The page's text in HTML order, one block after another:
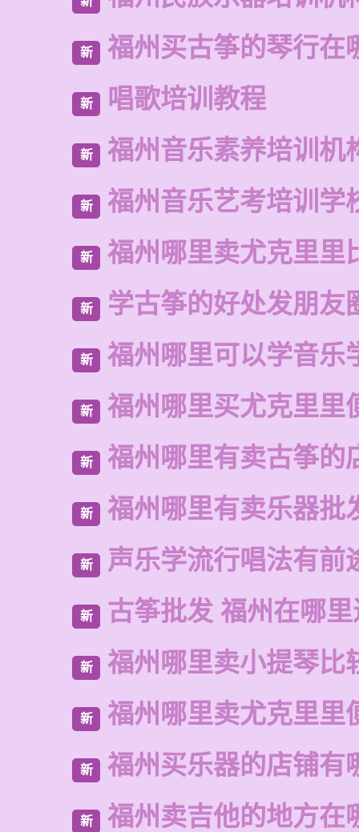
新 福州买古筝的琴行在
新 唱歌培训教程
新 福州音乐素养培训机
新 福州音乐艺考培训学
新 福州哪里卖尤克里里
新 学古筝的好处发朋友
新 福州哪里可以学音乐
新 福州哪里买尤克里里
新 福州哪里有卖古筝的
新 福州哪里有卖乐器批
新 声乐学流行唱法有前
新 古筝批发 福州在哪
新 福州哪里卖小提琴比
新 福州哪里卖尤克里里
新 福州买乐器的店铺有
新 福州卖吉他的地方在